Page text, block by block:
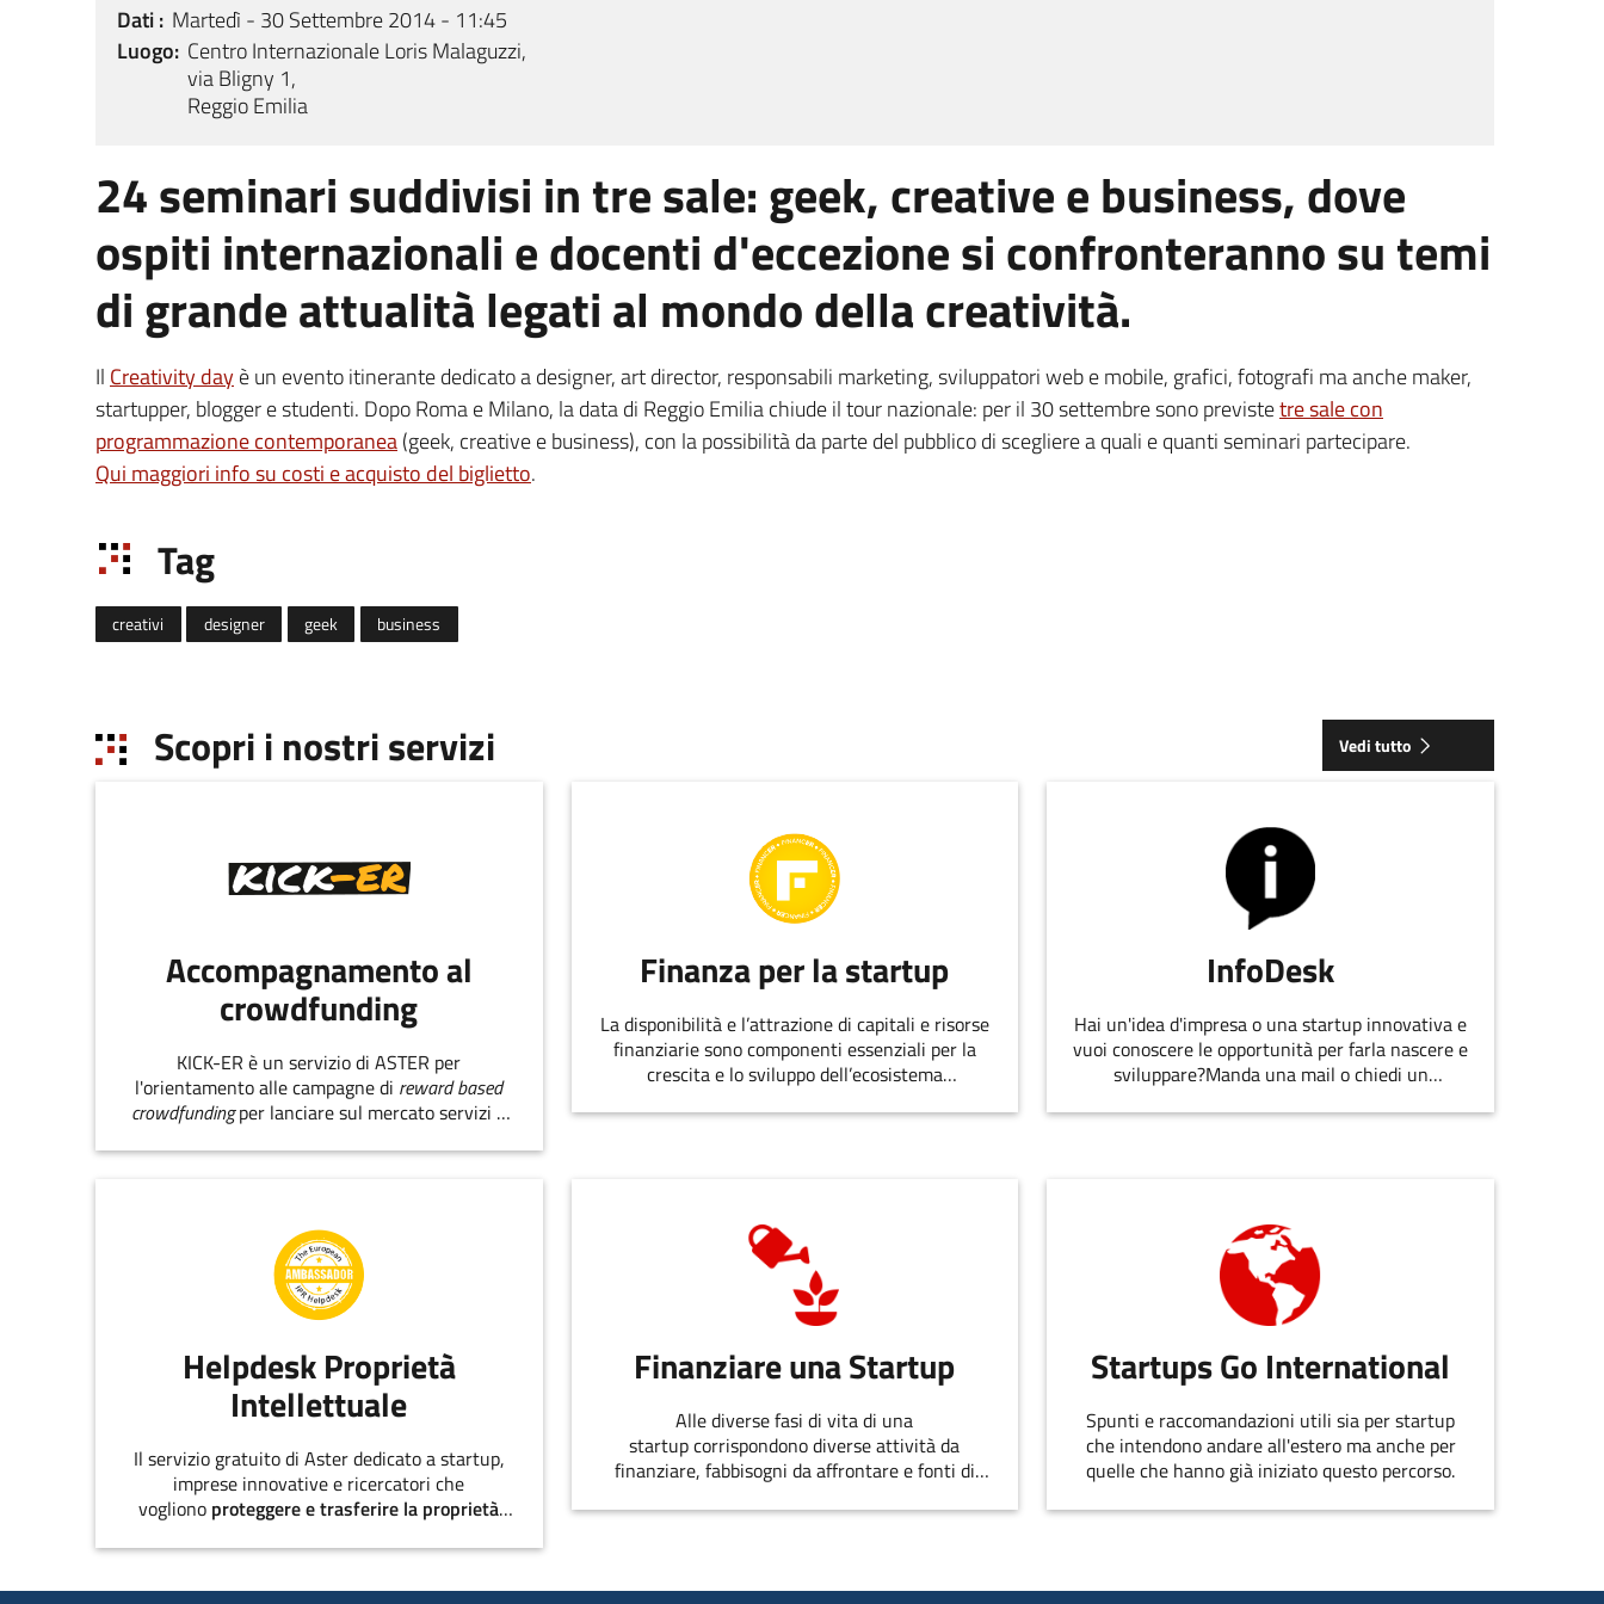
Dati Martedì - 30 Settembre 2014 - 11:45
Luogo Centro Internazionale Loris Malaguzzi,
via Bligny 1,
Reggio Emilia
24 seminari suddivisi in tre sale: geek, creative e business, dove
ospiti internazionali e docenti d'eccezione si confronteranno su temi
di grande attualità legati al mondo della creatività.
Il Creativity dayè un evento itinerante dedicato a designer, art director, responsabili marketing, sviluppatori web e mobile, grafici, fotografi ma anche maker,
startupper, blogger e studenti. Dopo Roma e Milano, la data di Reggio Emilia chiude il tour nazionale: per il 30 settembre sono previstetre sale con
programmazione contemporanea(geek, creative e business), con la possibilità da parte del pubblico di scegliere a quali e quanti seminari partecipare.
Qui maggiori info su costi e acquisto del biglietto.
Tag
creativi designer geek business
Scopri i nostri servizi Vedi tutto
Accompagnamento al
crowdfunding
KICK-ER è un servizio di ASTER per
l'orientamento alle campagne di reward based
crowdfundingper lanciare sul mercato servizi e
Finanza per la startup
La disponibilità e l’attrazione di capitali e risorse
finanziarie sono componenti essenziali per la
crescita e lo sviluppo dell’ecosistema
InfoDesk
Hai un'idea d'impresa o una startup innovativa e
vuoi conoscere le opportunità per farla nascere e
sviluppare?Manda una mail o chiedi un
EmiliaRomagnaStartUp.
Helpdesk Proprietà
Intellettuale
Il servizio gratuito di Aster dedicato a startup,
imprese innovative e ricercatori che
vogliono proteggere e trasferire la proprietà
Finanziare una Startup
Alle diverse fasi di vita di una
startup corrispondono diverse attività da
finanziare, fabbisogni da affrontare e fonti di
Startups Go International
Spunti e raccomandazioni utili sia per startup
che intendono andare all'estero ma anche per
quelle che hanno già iniziato questo percorso.